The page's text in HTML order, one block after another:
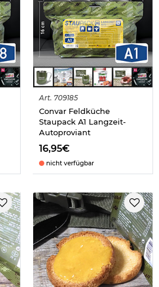
Art. 709185
Convar Feldküche
Staupack A1 Langzeit-
Autoproviant
16,95€
nicht verfügbar